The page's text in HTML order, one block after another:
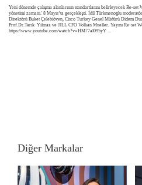
Yeni dönemde çalışma alanlarının standartlarını belirleyecek Re-
yönetimi zamanı.' 8 Mayıs’ta gerçekleşti. İdil Türkmenoğlu
Direktörü Buket Çelebiöven, Cisco Turkey Genel Müdürü Didem
Prof.Dr.Tarık Yılmaz ve JJLL CFO Volkan Mueller. Yayını Re-set
https://www.youtube.com/watch?v=HM77al095yY ...
Diğer Markalar